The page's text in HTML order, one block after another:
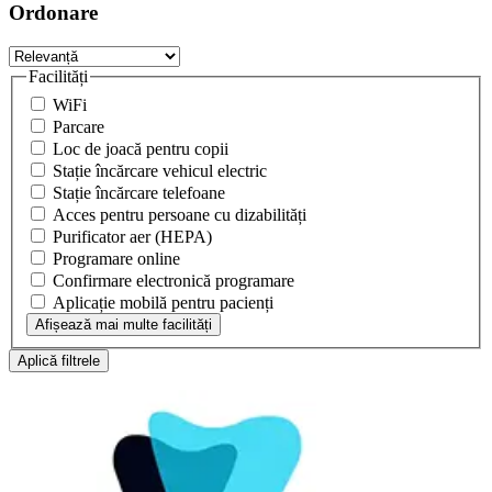
Ordonare
Facilități
WiFi
Parcare
Loc de joacă pentru copii
Stație încărcare vehicul electric
Stație încărcare telefoane
Acces pentru persoane cu dizabilități
Purificator aer (HEPA)
Programare online
Confirmare electronică programare
Aplicație mobilă pentru pacienți
Afișează mai multe facilități
Aplică filtrele